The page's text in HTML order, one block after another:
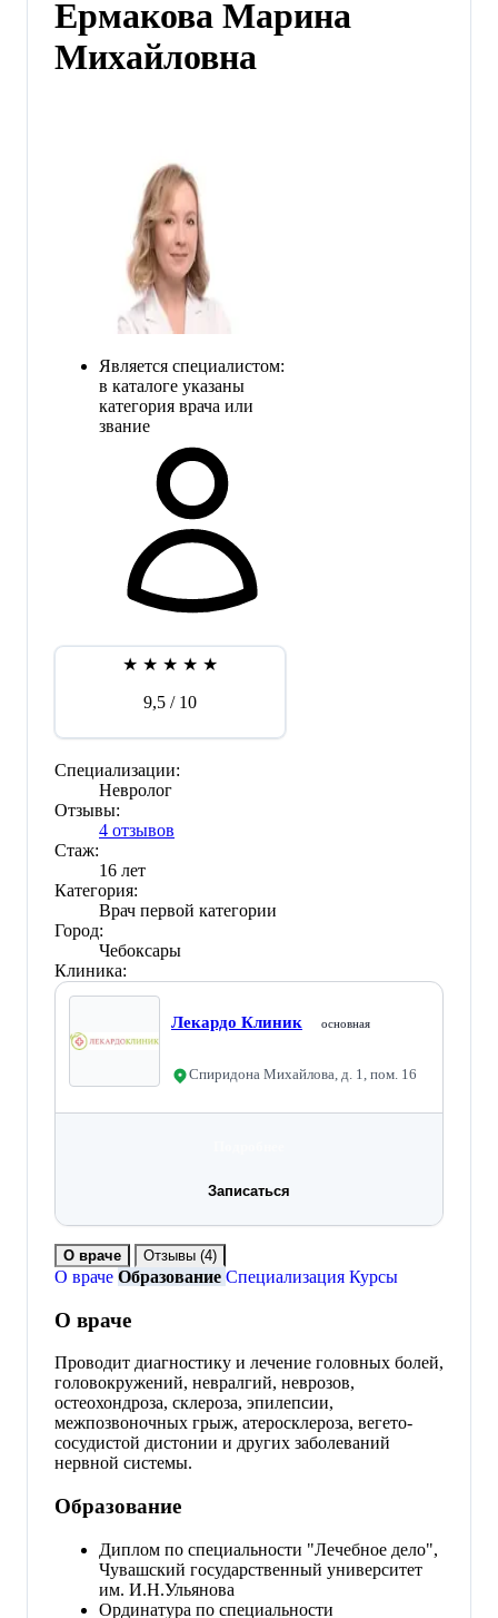
Ермакова Марина
Михайловна
Является специалистом:
в каталоге указаны
категория врача или
звание
★ ★ ★ ★ ★
9,5 / 10
Специализации:
Невролог
Отзывы:
4 отзывов
Стаж:
16 лет
Категория:
Врач первой категории
Город:
Чебоксары
Клиника:
Лекардо Клиник основная
Спиридона Михайлова, д. 1, пом. 16
Записаться
О враче Отзывы (4)
О враче Образование Специализация Курсы
О враче
Проводит диагностику и лечение головных болей,
головокружений, невралгий, неврозов,
остеохондроза, склероза, эпилепсии,
межпозвоночных грыж, атеросклероза, вегето-
сосудистой дистонии и других заболеваний
нервной системы.
Образование
Диплом по специальности "Лечебное дело",
Чувашский государственный университет
им. И.Н.Ульянова
Ординатура по специальности